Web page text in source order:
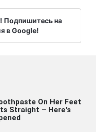
Подпишитесь на
в Google!